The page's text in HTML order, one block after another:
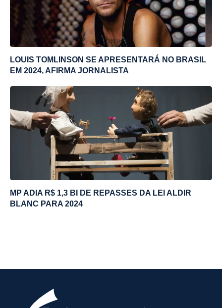
LOUIS TOMLINSON SE APRESENTARÁ NO BRASIL
EM 2024, AFIRMA JORNALISTA
MP ADIA R$ 1,3 BI DE REPASSES DA LEI ALDIR
BLANC PARA 2024